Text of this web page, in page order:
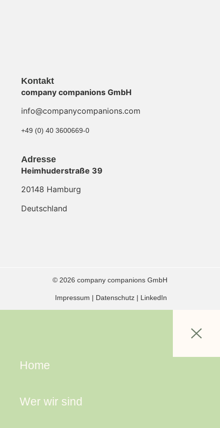
Kontakt
company companions GmbH
info@companycompanions.com
+49 (0) 40 3600669-0
Adresse
Heimhuderstraße 39
20148 Hamburg
Deutschland
© 2026 company companions GmbH
Impressum | Datenschutz | LinkedIn
Home
Wer wir sind